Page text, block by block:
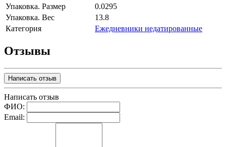
Упаковка. Размер
0.0295
Упаковка. Вес
13.8
Категория
Ежедневники недатированные
Отзывы
Написать отзыв
Написать отзыв
ФИО:
Email: